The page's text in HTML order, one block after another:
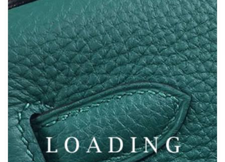
5275732/sko fra CONVERSE
Pris forespørgsel